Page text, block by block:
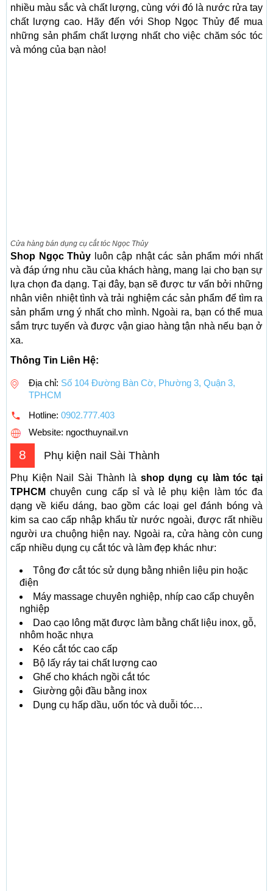
nhiều màu sắc và chất lượng, cùng với đó là nước rửa tay
chất lượng cao. Hãy đến với Shop Ngọc Thủy để mua
những sản phẩm chất lượng nhất cho việc chăm sóc tóc
và móng của bạn nào!
Cửa hàng bán dụng cụ cắt tóc Ngọc Thủy
Shop Ngọc Thủy luôn cập nhật các sản phẩm mới nhất
và đáp ứng nhu cầu của khách hàng, mang lại cho bạn sự
lựa chọn đa dạng. Tại đây, bạn sẽ được tư vấn bởi những
nhân viên nhiệt tình và trải nghiệm các sản phẩm để tìm ra
sản phẩm ưng ý nhất cho mình. Ngoài ra, bạn có thể mua
sắm trực tuyến và được vận giao hàng tận nhà nếu bạn ở
xa.
Thông Tin Liên Hệ:
Địa chỉ: Số 104 Đường Bàn Cờ, Phường 3, Quận 3,
TPHCM
Hotline: 0902.777.403
Website: ngocthuynail.vn
8 Phụ kiện nail Sài Thành
Phụ Kiện Nail Sài Thành là shop dụng cụ làm tóc tại
TPHCM chuyên cung cấp sỉ và lẻ phụ kiện làm tóc đa
dạng về kiểu dáng, bao gồm các loại gel đánh bóng và
kim sa cao cấp nhập khẩu từ nước ngoài, được rất nhiều
người ưa chuộng hiện nay. Ngoài ra, cửa hàng còn cung
cấp nhiều dụng cụ cắt tóc và làm đẹp khác như:
Tông đơ cắt tóc sử dụng bằng nhiên liệu pin hoặc
điện
Máy massage chuyên nghiệp, nhíp cao cấp chuyên
nghiệp
Dao cạo lông mặt được làm bằng chất liệu inox, gỗ,
nhôm hoặc nhựa
Kéo cắt tóc cao cấp
Bộ lấy ráy tai chất lượng cao
Ghế cho khách ngồi cắt tóc
Giường gội đầu bằng inox
Dụng cụ hấp dầu, uốn tóc và duỗi tóc…